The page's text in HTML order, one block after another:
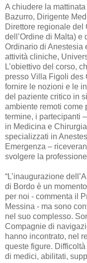
A chiudere la
Bazurro, Dirigente
Direttore regionale del
dell’Ordine di Malta) e
Ordinario di Anestesia
attività cliniche,
L’obiettivo del corso,
presso Villa Figoli des
fornire le nozioni e le
del paziente critico in
ambiente remoti come
termine, i partecipanti
in Medicina e
specializzati in
Emergenza –
svolgere la
“L’inaugurazione
di Bordo è un
per noi - commenta il
Messina - ma sono
nel suo complesso.
Compagnie di
hanno incontrato, nel
queste figure.
di medici, abilitati,